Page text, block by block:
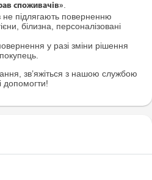
споживачів»
не підлягають поверненню
білизна, персоналізовані
у разі зміни рішення
зв’яжіться з нашою службою
допомогти!